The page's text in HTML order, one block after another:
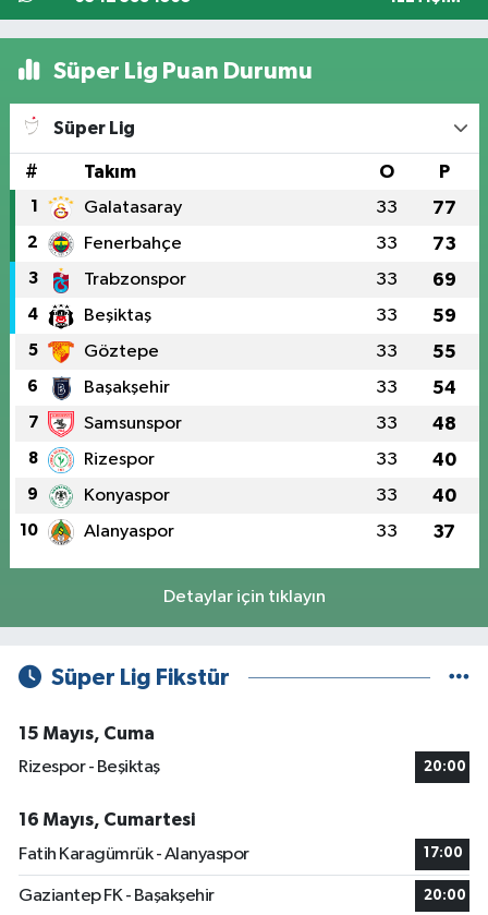
Süper Lig Puan Durumu
Süper Lig
# Takım O P
1 Galatasaray 33 77
2 Fenerbahçe 33 73
3 Trabzonspor 33 69
4 Beşiktaş 33 59
5 Göztepe 33 55
6 Başakşehir 33 54
7 Samsunspor 33 48
8 Rizespor 33 40
9 Konyaspor 33 40
10 Alanyaspor 33 37
Detaylar için tıklayın
Süper Lig Fikstür
15 Mayıs, Cuma
Rizespor - Beşiktaş
20:00
16 Mayıs, Cumartesi
Fatih Karagümrük - Alanyaspor
17:00
Gaziantep FK - Başakşehir 20:00